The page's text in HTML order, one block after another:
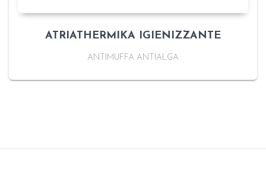
ATRIATHERMIKA IGIENIZZANTE
ANTIMUFFA ANTIALGA